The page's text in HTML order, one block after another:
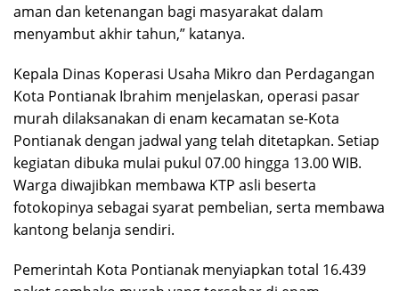
aman dan ketenangan bagi masyarakat dalam
menyambut akhir tahun,” katanya.
Kepala Dinas Koperasi Usaha Mikro dan Perdagangan
Kota Pontianak Ibrahim menjelaskan, operasi pasar
murah dilaksanakan di enam kecamatan se-Kota
Pontianak dengan jadwal yang telah ditetapkan. Setiap
kegiatan dibuka mulai pukul 07.00 hingga 13.00 WIB.
Warga diwajibkan membawa KTP asli beserta
fotokopinya sebagai syarat pembelian, serta membawa
kantong belanja sendiri.
Pemerintah Kota Pontianak menyiapkan total 16.439